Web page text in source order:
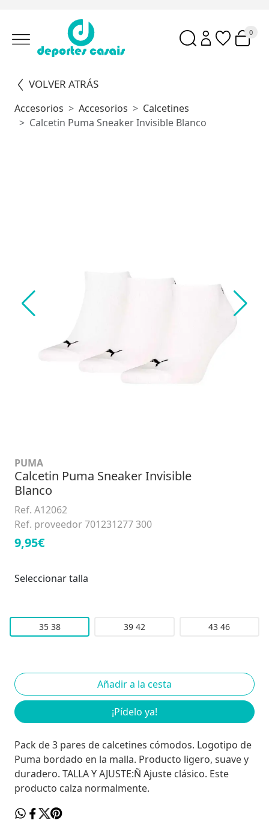
0
VOLVER ATRÁS
Accesorios Accesorios
Calcetines
Calcetin Puma Sneaker Invisible Blanco
PUMA
Calcetin Puma Sneaker Invisible
Blanco
Ref. A12062
Ref. proveedor 701231277 300
9,95€
Seleccionar talla
35 38 39 42 43 46
¡Pídelo ya!
Pack de 3 pares de calcetines cómodos. Logotipo de
Puma bordado en la malla. Producto ligero, suave y
duradero. TALLA Y AJUSTE:Ñ Ajuste clásico. Este
producto calza normalmente.